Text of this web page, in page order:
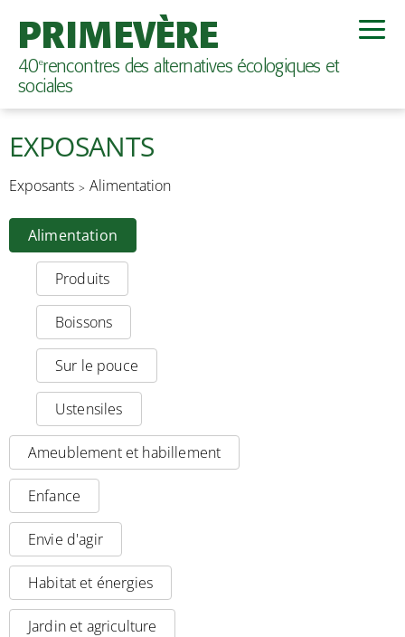
PRIMEVÈRE
40erencontres des alternatives écologiques et
sociales
EXPOSANTS
Exposants Alimentation
Alimentation
Produits
Boissons
Sur le pouce
Ustensiles
Ameublement et habillement
Enfance
Envie d'agir
Habitat et énergies
Jardin et agriculture